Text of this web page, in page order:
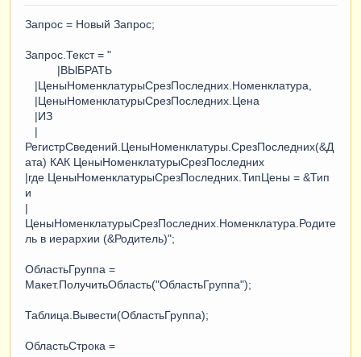
Запрос = Новый Запрос;
Запрос.Текст = "
|ВЫБРАТЬ
|ЦеныНоменклатурыСрезПоследних.Номенклатура,
|ЦеныНоменклатурыСрезПоследних.Цена
|ИЗ
|
РегистрСведений.ЦеныНоменклатуры.СрезПоследних(&Д
ата) КАК ЦеныНоменклатурыСрезПоследних
|где ЦеныНоменклатурыСрезПоследних.ТипЦены = &Тип
и
|
ЦеныНоменклатурыСрезПоследних.Номенклатура.Родите
ль в иерархии (&Родитель)";
ОбластьГруппа =
Макет.ПолучитьОбласть("ОбластьГруппа");
Таблица.Вывести(ОбластьГруппа);
ОбластьСтрока =